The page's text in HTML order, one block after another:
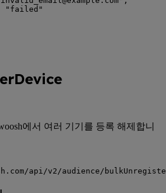
" failed "
에서 여러 기기를 등록 해제합니
api/v2/audience/